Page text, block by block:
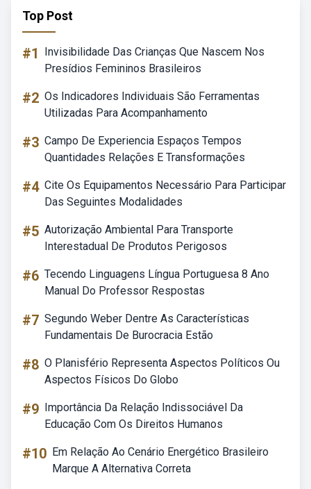
Top Post
#1
Invisibilidade Das Crianças Que Nascem Nos
Presídios Femininos Brasileiros
#2 Os Indicadores Individuais São Ferramentas
Utilizadas Para Acompanhamento
#3 Campo De Experiencia Espaços Tempos
Quantidades Relações E Transformações
#4 Cite Os Equipamentos Necessário Para Participar
Das Seguintes Modalidades
#5 Autorização Ambiental Para Transporte
Interestadual De Produtos Perigosos
#6 Tecendo Linguagens Língua Portuguesa 8 Ano
Manual Do Professor Respostas
#7 Segundo Weber Dentre As Características
Fundamentais De Burocracia Estão
#8 O Planisfério Representa Aspectos Políticos Ou
Aspectos Físicos Do Globo
#9 Importância Da Relação Indissociável Da
Educação Com Os Direitos Humanos
#10 Em Relação Ao Cenário Energético Brasileiro
Marque A Alternativa Correta